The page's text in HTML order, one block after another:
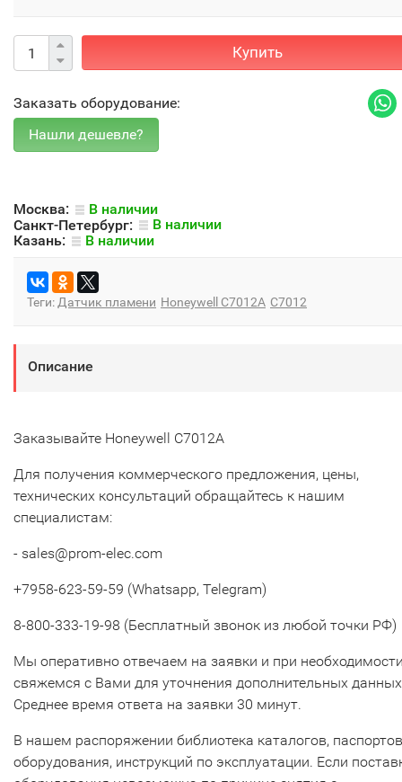
Купить
Заказать оборудование:
Москва:
В наличии
Санкт-Петербург:
В наличии
Казань:
В наличии
Теги: Датчик пламени Honeywell C7012A C7012
Описание
Заказывайте Honeywell C7012A
Для получения коммерческого предложения, цены,
технических консультаций обращайтесь к нашим
специалистам:
- sales@prom-elec.com
+7958-623-59-59 (Whatsapp, Telegram)
8-800-333-19-98 (Бесплатный звонок из любой точки РФ)
Мы оперативно отвечаем на заявки и при
свяжемся с Вами для уточнения дополнительных
Среднее время ответа на заявки 30 минут.
В нашем распоряжении библиотека каталогов, паспортов
оборудования, инструкций по эксплуатации. Если